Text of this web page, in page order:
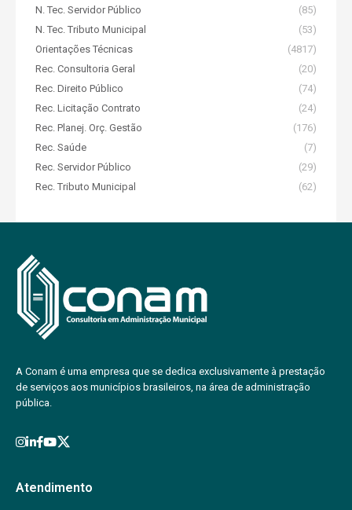
N. Tec. Servidor Público
(85)
N. Tec. Tributo Municipal
(53)
Orientações Técnicas
(4817)
Rec. Consultoria Geral
(20)
Rec. Direito Público
(74)
Rec. Licitação Contrato
(24)
Rec. Planej. Orç. Gestão
(176)
Rec. Saúde
(7)
Rec. Servidor Público
(29)
Rec. Tributo Municipal
(62)
A Conam é uma empresa que se dedica exclusivamente à prestação
de serviços aos municípios brasileiros, na área de administração
pública.
Atendimento